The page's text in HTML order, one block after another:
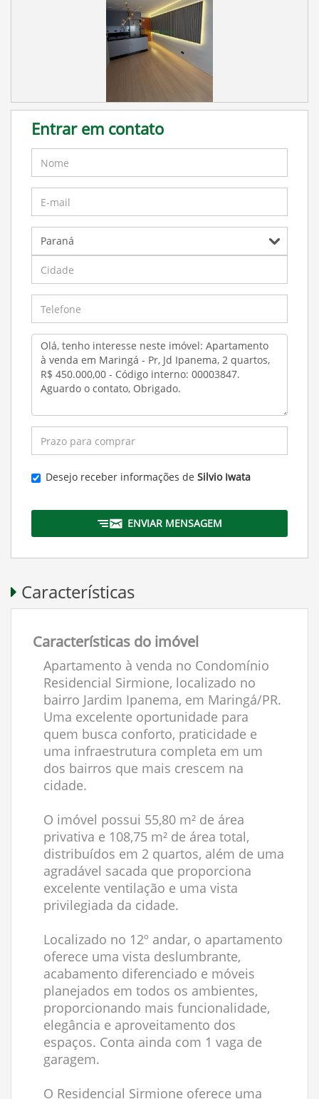
Entrar em contato
Desejo receber informações de Silvio Iwata
ENVIAR MENSAGEM
Características
Características do imóvel
Apartamento à venda no Condomínio
Residencial Sirmione, localizado no
bairro Jardim Ipanema, em Maringá/PR.
Uma excelente oportunidade para
quem busca conforto, praticidade e
uma infraestrutura completa em um
dos bairros que mais crescem na
cidade.
O imóvel possui 55,80 m² de área
privativa e 108,75 m² de área total,
distribuídos em 2 quartos, além de uma
agradável sacada que proporciona
excelente ventilação e uma vista
privilegiada da cidade.
Localizado no 12º andar, o apartamento
oferece uma vista deslumbrante,
acabamento diferenciado e móveis
planejados em todos os ambientes,
proporcionando mais funcionalidade,
elegância e aproveitamento dos
espaços. Conta ainda com 1 vaga de
garagem.
O Residencial Sirmione oferece uma